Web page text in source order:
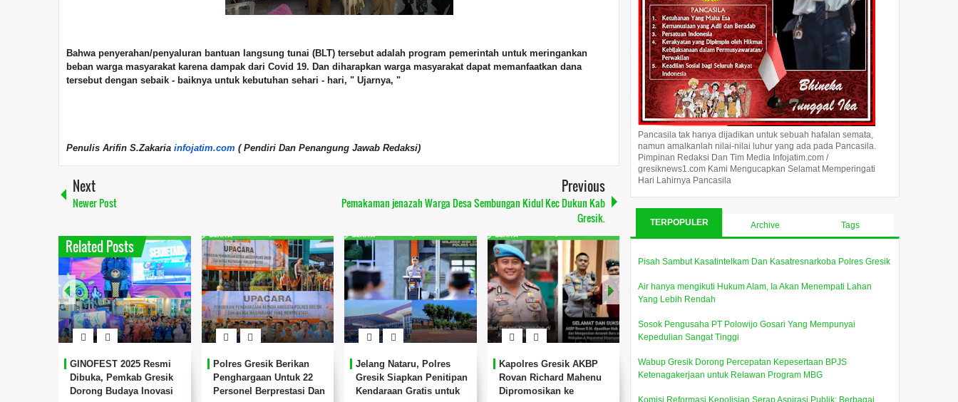
Bahwa penyerahan/penyaluran bantuan langsung tunai (BLT) tersebut adalah program pemerintah untuk meringankan
beban warga masyarakat karena dampak dari Covid 19. Dan diharapkan warga masyarakat dapat memanfaatkan dana
tersebut dengan sebaik - baiknya untuk kebutuhan sehari - hari, " Ujarnya, "
Penulis Arifin S.Zakaria infojatim.com ( Pendiri Dan Penangung Jawab Redaksi)
Next
Newer Post
Previous
Pemakaman jenazah Warga Desa Sembungan Kidul Kec Dukun Kab
Gresik.
Related Posts
GINOFEST 2025 Resmi
Dibuka, Pemkab Gresik
Dorong Budaya Inovasi
Polres Gresik Berikan
Penghargaan Untuk 22
Personel Berprestasi Dan
Jelang Nataru, Polres
Gresik Siapkan Penitipan
Kendaraan Gratis untuk
Kapolres Gresik AKBP
Rovan Richard Mahenu
Dipromosikan ke
Polda Jatim Musnahkan
9,3 Kg Sabu dan Ekstasi,
Profil (Purn) Pol Idham
Azis Anggota Komisi
Pancasila tak hanya dijadikan untuk sebuah hafalan semata,
namun amalkanlah nilai-nilai luhur yang ada pada Pancasila.
Pimpinan Redaksi Dan Tim Media Infojatim.com /
gresiknews1.com Kami Mengucapkan Selamat Memperingati
Hari Lahirnya Pancasila
TERPOPULER Archive Tags
Pisah Sambut Kasatintelkam Dan Kasatresnarkoba Polres Gresik
Air hanya mengikuti Hukum Alam, Ia Akan Menempati Lahan
Yang Lebih Rendah
Sosok Pengusaha PT Polowijo Gosari Yang Mempunyai
Kepedulian Sangat Tinggi
Wabup Gresik Dorong Percepatan Kepesertaan BPJS
Ketenagakerjaan untuk Relawan Program MBG
Komisi Reformasi Kepolisian Serap Aspirasi Publik: Berbagai